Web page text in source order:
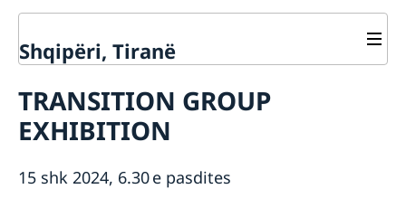
Shqipëri, Tiranë
Rreth nesh
Ambasador
Aktuale
Kalendari i aktiviteteve
TRANSITION GROUP
EXHIBITION
15 shk 2024, 6.30 e pasdites